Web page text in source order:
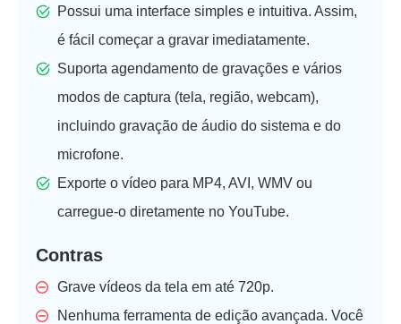
Possui uma interface simples e intuitiva. Assim,
é fácil começar a gravar imediatamente.
Suporta agendamento de gravações e vários
modos de captura (tela, região, webcam),
incluindo gravação de áudio do sistema e do
microfone.
Exporte o vídeo para MP4, AVI, WMV ou
carregue-o diretamente no YouTube.
Contras
Grave vídeos da tela em até 720p.
Nenhuma ferramenta de edição avançada. Você